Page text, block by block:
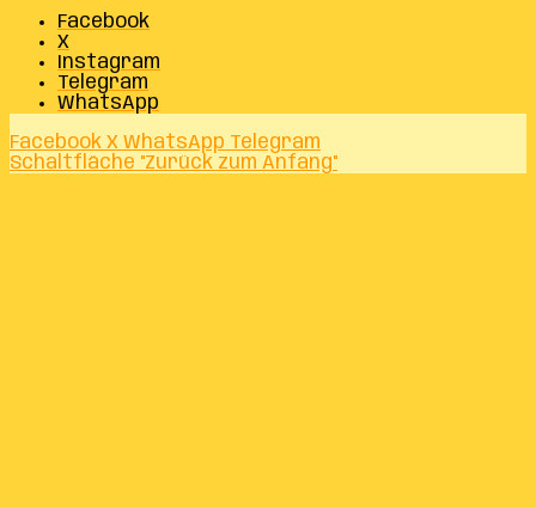
Facebook
X
Instagram
Telegram
WhatsApp
Facebook X WhatsApp Telegram
Schaltfläche "Zurück zum Anfang"